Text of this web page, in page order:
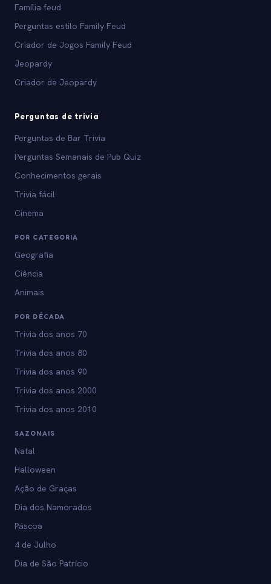
Família feud
Perguntas estilo Family Feud
Criador de Jogos Family Feud
Jeopardy
Criador de Jeopardy
Perguntas de trivia
Perguntas de Bar Trivia
Perguntas Semanais de Pub Quiz
Conhecimentos gerais
Trivia fácil
Cinema
POR CATEGORIA
Geografia
Ciência
Animais
POR DÉCADA
Trivia dos anos 70
Trivia dos anos 80
Trivia dos anos 90
Trivia dos anos 2000
Trivia dos anos 2010
SAZONAIS
Natal
Halloween
Ação de Graças
Dia dos Namorados
Páscoa
4 de Julho
Dia de São Patrício